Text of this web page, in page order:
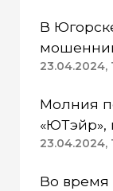
В
23.04.2024,
Молния
«ЮТэйр»,
Омск
23.04.2024,
Во время